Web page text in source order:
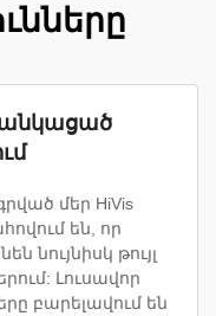
մեր HiVis
են, որ
նույնիսկ թույլ
Լուսավոր
բարելավում են